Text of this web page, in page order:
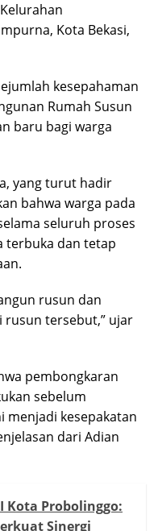
Kota Bekasi,
kesepahaman
Rumah Susun
baru bagi warga
yang turut hadir
bahwa warga pada
seluruh proses
terbuka dan tetap
rusun dan
rusun tersebut,” ujar
pembongkaran
sebelum
menjadi kesepakatan
dari Adian
Kota Probolinggo:
Sinergi